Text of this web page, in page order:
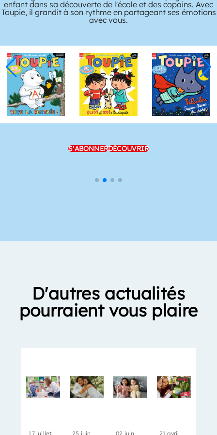
enfant dans sa découverte de l'école et des copains. Avec
Toupie, il grandit à son rythme en partageant ses émotions
avec vous.
S'ABONNERDÉCOUVRIR
D'autres actualités
pourraient vous plaire
17 juillet
25 juin
02 juin
21 avril